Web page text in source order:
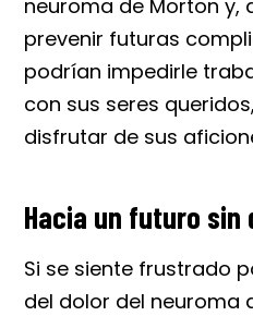
neuroma de Morton y,
prevenir futuras
podrían impedirle
con sus seres
disfrutar de sus
Hacia un futuro sin
Si se siente frustrado
del dolor del neuroma